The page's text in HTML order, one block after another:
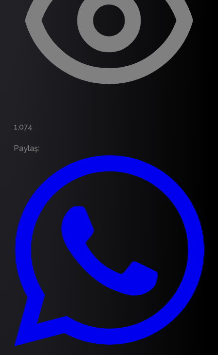
1,074
Paylaş: